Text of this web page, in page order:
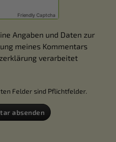
Friendly Captcha
Angaben und Daten zur
meines Kommentars
verarbeitet
Felder sind Pflichtfelder.
absenden